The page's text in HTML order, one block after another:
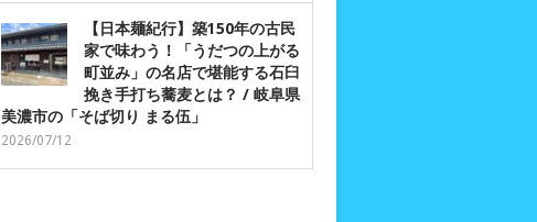
【日本麺紀行】築150年の古民
家で味わう！「うだつの上がる
町並み」の名店で堪能する石臼
挽き手打ち蕎麦とは？ / 岐阜県
美濃市の「そば切り まる伍」
2026/07/12